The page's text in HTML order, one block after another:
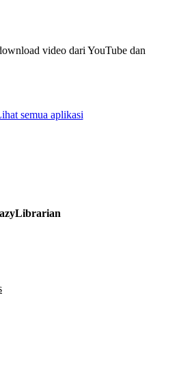
video dari YouTube dan
semua aplikasi